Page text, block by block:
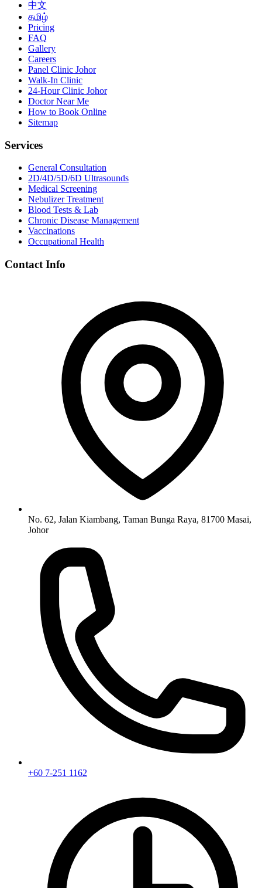
中文
தமிழ்
Pricing
FAQ
Gallery
Careers
Panel Clinic Johor
Walk-In Clinic
24-Hour Clinic Johor
Doctor Near Me
How to Book Online
Sitemap
Services
General Consultation
2D/4D/5D/6D Ultrasounds
Medical Screening
Nebulizer Treatment
Blood Tests & Lab
Chronic Disease Management
Vaccinations
Occupational Health
Contact Info
No. 62, Jalan Kiambang, Taman Bunga Raya, 81700 Masai,
Johor
+60 7-251 1162